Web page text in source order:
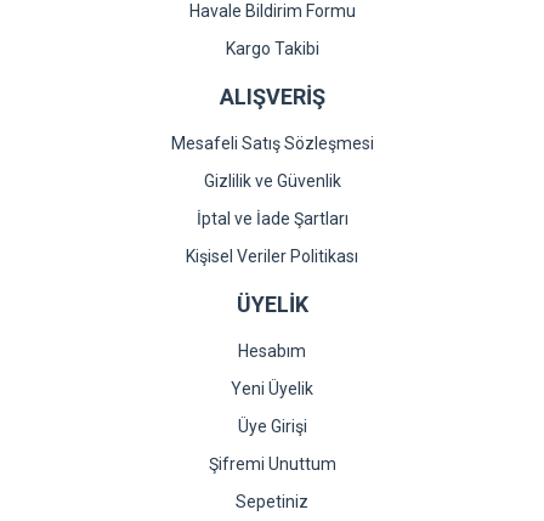
Havale Bildirim Formu
Kargo Takibi
ALIŞVERİŞ
Mesafeli Satış Sözleşmesi
Gizlilik ve Güvenlik
İptal ve İade Şartları
Kişisel Veriler Politikası
ÜYELİK
Hesabım
Yeni Üyelik
Üye Girişi
Şifremi Unuttum
Sepetiniz